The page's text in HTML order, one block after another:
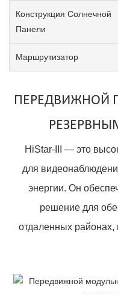
Конструкция Солнечной
Панели
Маршрутизатор
ПЕРЕДВИЖНОЙ
HiStar-III — это
для
энергии. Он
решение для
отдаленных районах,